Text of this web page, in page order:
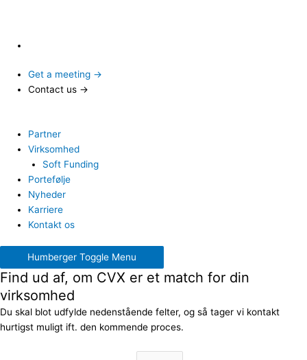
Get a meeting →
Contact us →
Partner
Virksomhed
Soft Funding
Portefølje
Nyheder
Karriere
Kontakt os
Humberger Toggle Menu
Find ud af, om CVX er et match for din
virksomhed
Du skal blot udfylde nedenstående felter, og så tager vi kontakt
hurtigst muligt ift. den kommende proces.